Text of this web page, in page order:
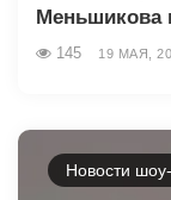
Меньшикова
145 19 МАЯ,
Новости